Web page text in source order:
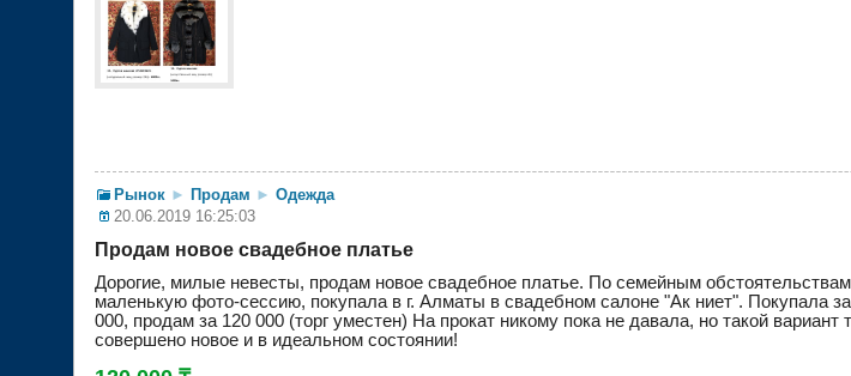
Рынок ► Продам ► Одежда
20.06.2019 16:25:03
Продам новое свадебное платье
Дорогие, милые невесты, продам новое свадебное платье. По семейным
маленькую фото-сессию, покупала в г. Алматы в свадебном салоне "Ак ниет". Покупала
000, продам за 120 000 (торг уместен) На прокат никому пока не давала, но такой
совершено новое и в идеальном состоянии!